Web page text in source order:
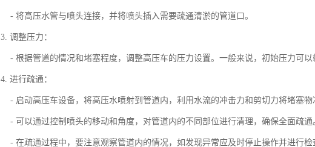
- 将高压水管与喷头连接，并将喷头插入需要疏通清淤的管道口。
3. 调整压力：
- 根据管道的情况和堵塞程度，调整高压车的压力设置。一般来说，初始压力可以
4. 进行疏通：
- 启动高压车设备，将高压水喷射到管道内，利用水流的冲击力和剪切力将堵塞物
- 可以通过控制喷头的移动和角度，对管道内的不同部位进行清理，确保全面疏通
- 在疏通过程中，要注意观察管道内的情况，如发现异常应及时停止操作并进行检